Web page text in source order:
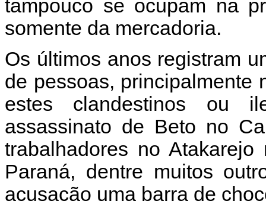
tampouco se ocupam na
somente da mercadoria.
Os últimos anos registram
de pessoas, principalmente
estes clandestinos ou
assassinato de Beto no
trabalhadores no
Paraná, dentre muitos
acusação uma barra de